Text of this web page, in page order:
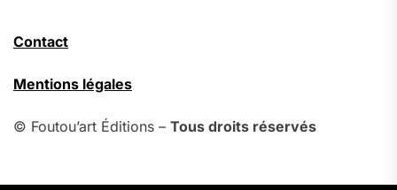
Contact
Mentions légales
© Foutou’art Éditions – Tous droits réservés